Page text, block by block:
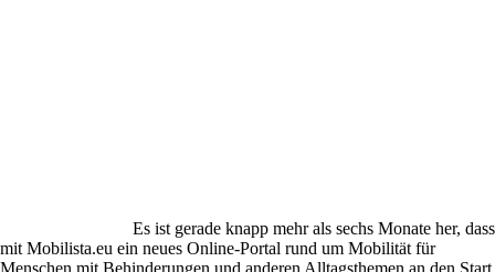
Es ist gerade knapp mehr als sechs Monate her, dass
mit Mobilista.eu ein neues Online-Portal rund um Mobilität für
Menschen mit Behinderungen und anderen Alltagsthemen an den Start